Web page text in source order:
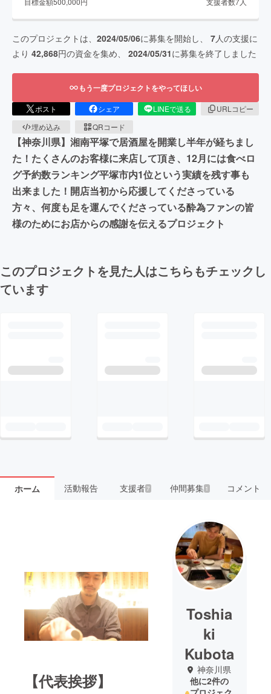
このプロジェクトは、 2024/05/06に募集を開始し、 7人の支援に
より 42,868円の資金を集め、 2024/05/31に募集を終了しました
もう一度プロジェクトをやってほしい
ポスト シェア LINEで送る
URLコピー
埋め込み
QRコード
【神奈川県】湘南平塚で居酒屋を開業し半年が経ちまし
た！たくさんのお客様に来店して頂き、12月には食べロ
グ予約数ランキング平塚市内1位という実績を残す事も
出来ました！開店当初から応援してくださっている
方々、何度も足を運んでくださっている酔為ファンの皆
様のためにお店からの感謝を伝えるプロジェクト
このプロジェクトを見た人はこちらもチェックし
ています
ホーム 活動報告 支援者7 仲間募集 1 コメント
【代表挨拶】
Toshia
ki
Kubota
神奈川県
他に2件の